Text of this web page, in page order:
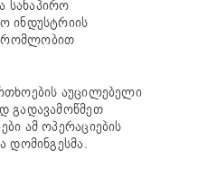
სანაპირო
ინდუსტრიის
აუცილებელი
გადავამოწმეთ
ამ ოპერაციების
დომინგესმა.